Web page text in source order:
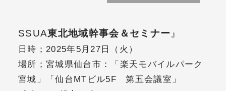
SSUA東北地域幹事会＆セミナー 』
日時；2025年5月27日（火）
場所；宮城県仙台市：「楽天モバイルパーク
宮城」「仙台MTビル5F 第五会議室」